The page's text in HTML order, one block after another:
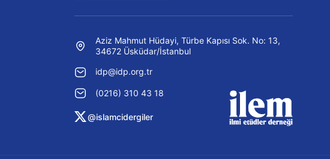
Aziz Mahmut Hüdayi, Türbe Kapısı Sok. No: 13,
34672 Üsküdar/İstanbul
idp@idp.org.tr
(0216) 310 43 18
@islamcidergiler